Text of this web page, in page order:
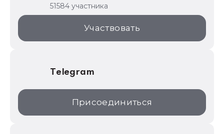
1С:Торговая площадка
51584 участника
Участвовать
Telegram
Присоединиться